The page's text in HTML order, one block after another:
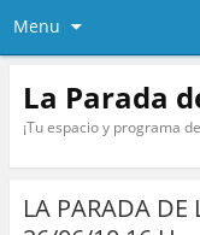
Menu
La Parada
¡Tu espacio y programa
LA PARADA DE